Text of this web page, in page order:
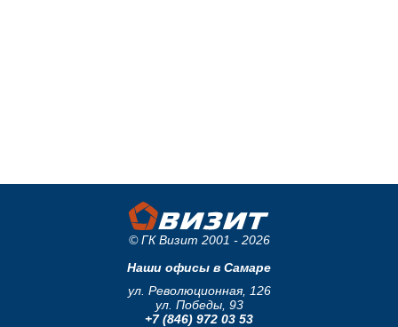
© ГК Визит 2001 - 2026
Наши офисы в Самаре
ул. Революционная, 126
ул. Победы, 93
+7 (846) 972 03 53